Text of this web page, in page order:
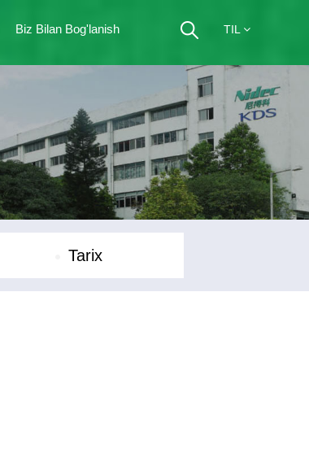
TIL
Biz Bilan Bog'lanish
Tarix